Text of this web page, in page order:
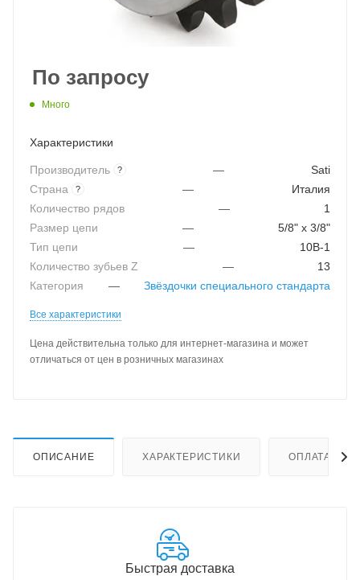
По запросу
Много
Характеристики
Производитель ? —
Sati
Страна
? —
Италия
Количество рядов
—
1
Размер цепи
—
5/8" x 3/8"
Тип цепи
—
10B-1
Количество зубьев Z
—
13
Категория
— Звёздочки специального стандарта
Все характеристики
Цена действительна только для интернет-магазина и может
отличаться от цен в розничных магазинах
ОПИСАНИЕ ХАРАКТЕРИСТИКИ ОПЛАТА
Быстрая доставка